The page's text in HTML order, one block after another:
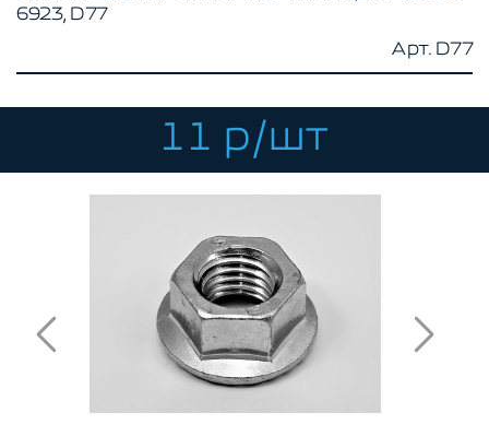
КОНСТРУКЦИОННЫЙ ПРОФИЛЬ
КОМПЛЕКТУЮЩИЕ К ЧПУ
Т-БОЛТЫ И Т-ГАЙКИ
УГЛОВЫЕ СОЕДИНИТЕЛИ
СИСТЕМА ТРУБНАЯ МОДУЛЬНАЯ
СИСТЕМА ТРУБНАЯ КОНСТРУКЦИОННАЯ
ВНУТРЕННИЕ УГЛОВЫЕ СОЕДИНИТЕЛИ
2-Х И 3-Х СТОРОННИЕ СОЕДИНИТЕЛИ
АДДИТИВНЫЕ ТОВАРЫ
6923, D77
Арт. D77
11 р/шт